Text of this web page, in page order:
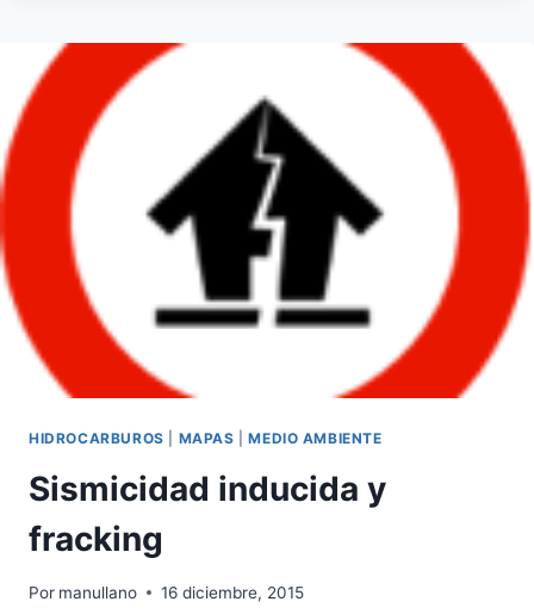
LAS
MINERAS
HIDROCARBUROS MAPAS |MEDIO AMBIENTE
Sismicidad inducida y
fracking
Por manullano 16 diciembre, 2015